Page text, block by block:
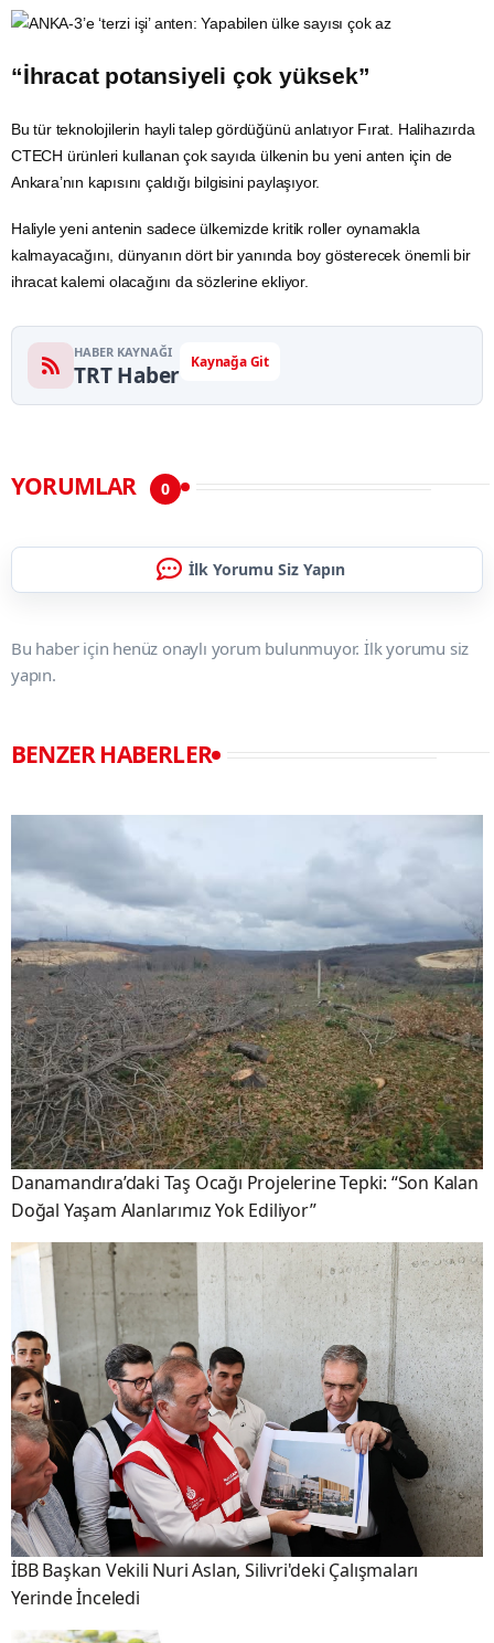
“İhracat potansiyeli çok yüksek”
Bu tür teknolojilerin hayli talep gördüğünü anlatıyor Fırat. Halihazırda
CTECH ürünleri kullanan çok sayıda ülkenin bu yeni anten için de
Ankara’nın kapısını çaldığı bilgisini paylaşıyor.
Haliyle yeni antenin sadece ülkemizde kritik roller oynamakla
kalmayacağını, dünyanın dört bir yanında boy gösterecek önemli bir
ihracat kalemi olacağını da sözlerine ekliyor.
HABER KAYNAĞI
TRT Haber Kaynağa Git
YORUMLAR 0
İlk Yorumu Siz Yapın
Bu haber için henüz onaylı yorum bulunmuyor. İlk yorumu siz
yapın.
BENZER HABERLER
Danamandıra’daki Taş Ocağı Projelerine Tepki: “Son Kalan
Doğal Yaşam Alanlarımız Yok Ediliyor”
İBB Başkan Vekili Nuri Aslan, Silivri'deki Çalışmaları
Yerinde İnceledi